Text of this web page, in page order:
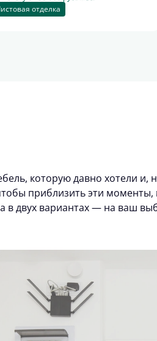
отделка
которую давно хотели и,
приблизить эти моменты,
в двух вариантах — на ваш